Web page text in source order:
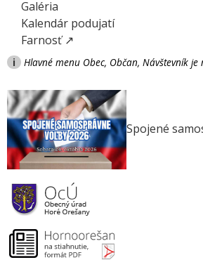
Galéria
Kalendár podujatí
Farnosť ↗
i Hlavné menu Obec, Občan, Návštevník je
Spojené